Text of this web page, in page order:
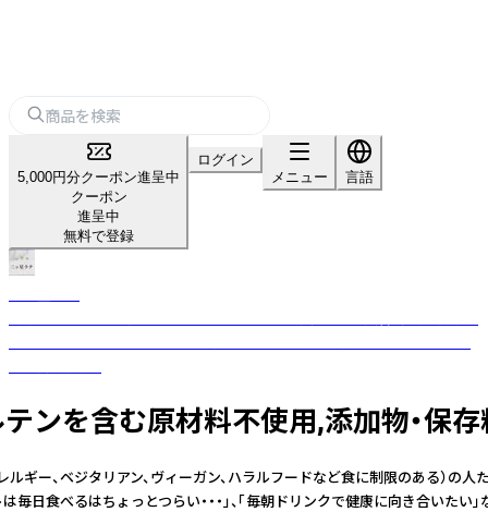
5,000円分クーポン進呈中
クーポン
進呈中
無料で登録
ログイン
メニュー
言語
を含む原材料不使用,添加物・保存
ー、ベジタリアン、ヴィーガン、ハラルフードなど食に制限のあ
日食べるはちょっとつらい・・・」、「毎朝ドリンクで健康に向